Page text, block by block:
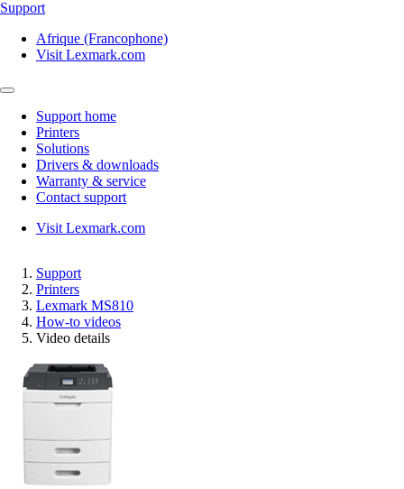
Support
Afrique (Francophone)
Visit Lexmark.com
Support home
Printers
Solutions
Drivers & downloads
Warranty & service
Contact support
Visit Lexmark.com
Support
Printers
Lexmark MS810
How-to videos
Video details